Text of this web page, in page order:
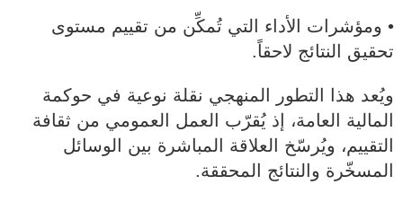
• ومؤشرات الأداء التي تُمكِّن من تقييم مستوى
تحقيق النتائج لاحقاً.
ويُعد هذا التطور المنهجي نقلة نوعية في حوكمة
المالية العامة، إذ يُقرّب العمل العمومي من ثقافة
التقييم، ويُرسّخ العلاقة المباشرة بين الوسائل
المسخّرة والنتائج المحققة.